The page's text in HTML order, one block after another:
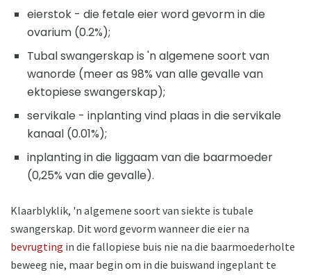
eierstok - die fetale eier word gevorm in die
ovarium (0.2%);
Tubal swangerskap is 'n algemene soort van
wanorde (meer as 98% van alle gevalle van
ektopiese swangerskap);
servikale - inplanting vind plaas in die servikale
kanaal (0.01%);
inplanting in die liggaam van die baarmoeder
(0,25% van die gevalle).
Klaarblyklik, 'n algemene soort van siekte is tubale
swangerskap. Dit word gevorm wanneer die eier na
bevrugting in die fallopiese buis nie na die baarmoederholte
beweeg nie, maar begin om in die buiswand ingeplant te